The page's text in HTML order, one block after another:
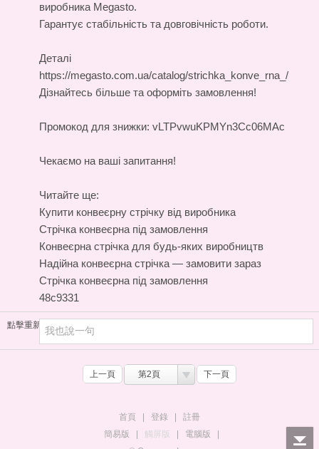
виробника Megasto.
Гарантує стабільність та довговічність роботи.
Деталі
https://megasto.com.ua/catalog/strichka_konve_rna_/
Дізнайтесь більше та оформіть замовлення!
Промокод для знижки: vLTPvwuKPMYn3Cc06MAc
Чекаємо на ваші запитання!
Читайте ще:
Купити конвеєрну стрічку від виробника
Стрічка конвеєрна під замовлення
Конвеєрна стрічка для будь-яких виробництв
Надійна конвеєрна стрічка — замовити зараз
Стрічка конвеєрна під замовлення
48c9331
點擊重新加載
上一頁 第2頁 下一頁
首頁 登錄
註冊
簡易版
觸屏版 電腦版